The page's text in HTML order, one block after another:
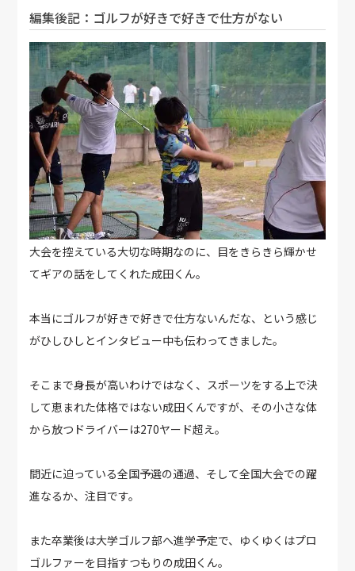
編集後記：ゴルフが好きで好きで仕方がない
大会を控えている大切な時期なのに、目をきらきら輝かせ
てギアの話をしてくれた成田くん。
本当にゴルフが好きで好きで仕方ないんだな、という感じ
がひしひしとインタビュー中も伝わってきました。
そこまで身長が高いわけではなく、スポーツをする上で決
して恵まれた体格ではない成田くんですが、その小さな体
から放つドライバーは270ヤード超え。
間近に迫っている全国予選の通過、そして全国大会での躍
進なるか、注目です。
また卒業後は大学ゴルフ部へ進学予定で、ゆくゆくはプロ
ゴルファーを目指すつもりの成田くん。